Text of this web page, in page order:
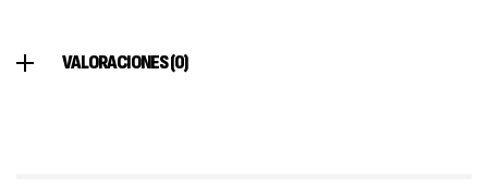
VALORACIONES (0)